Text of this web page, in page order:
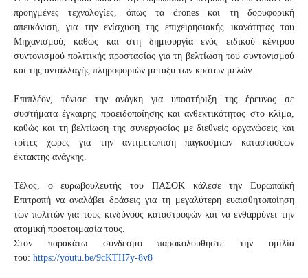
προηγμένες τεχνολογίες, όπως ταdrones και τη δορυφορική
απεικόνιση, για την ενίσχυση της επιχειρησιακής ικανότητας του
Μηχανισμού, καθώς και στη δημιουργία ενός ειδικού κέντρου
συντονισμού πολιτικής προστασίας για τη βελτίωση του συντονισμού
και της ανταλλαγής πληροφοριών μεταξύ των κρατών μελών.
Επιπλέον, τόνισε την ανάγκη για υποστήριξη της έρευνας σε
συστήματα έγκαιρης προειδοποίησης και ανθεκτικότητας στο κλίμα,
καθώς και τη βελτίωση της συνεργασίας με διεθνείς οργανώσεις και
τρίτες χώρες για την αντιμετώπιση παγκόσμιων καταστάσεων
έκτακτης ανάγκης.
Τέλος, ο ευρωβουλευτής του ΠΑΣΟΚ κάλεσε την Ευρωπαϊκή
Επιτροπή να αναλάβει δράσεις για τη μεγαλύτερη ευαισθητοποίηση
των πολιτών για τους κινδύνους καταστροφών και να ενθαρρύνει την
ατομική προετοιμασία τους.
Στον παρακάτω σύνδεσμο παρακολουθήστε την ομιλία
του: https://youtu.be/9cKTH7y-8v8